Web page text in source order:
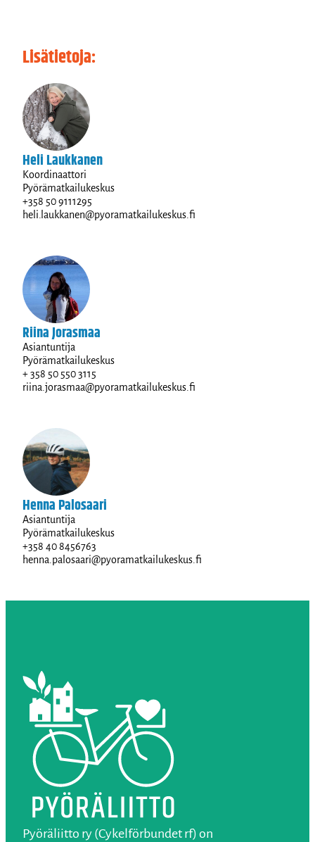
Lisätietoja:
Heli Laukkanen
Koordinaattori
Pyörämatkailukeskus
+358 50 9111295
heli.laukkanen@pyoramatkailukeskus.fi
Riina Jorasmaa
Asiantuntija
Pyörämatkailukeskus
+ 358 50 550 3115
riina.jorasmaa@pyoramatkailukeskus.fi
Henna Palosaari
Asiantuntija
Pyörämatkailukeskus
+358 40 8456763
henna.palosaari@pyoramatkailukeskus.fi
Pyöräliitto ry (Cykelförbundet rf) on